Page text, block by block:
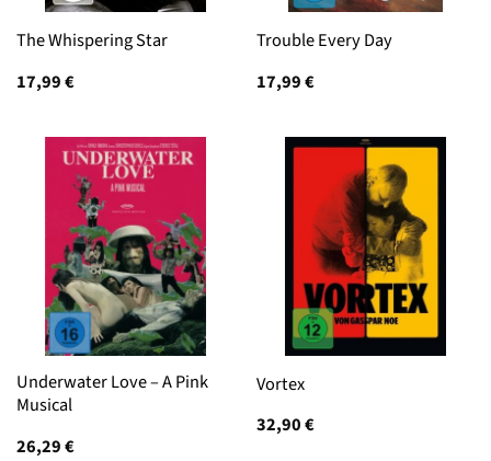
The Whispering Star
17,99€
Trouble Every Day
17,99€
Underwater Love – A Pink
Musical
26,29€
Vortex
32,90€